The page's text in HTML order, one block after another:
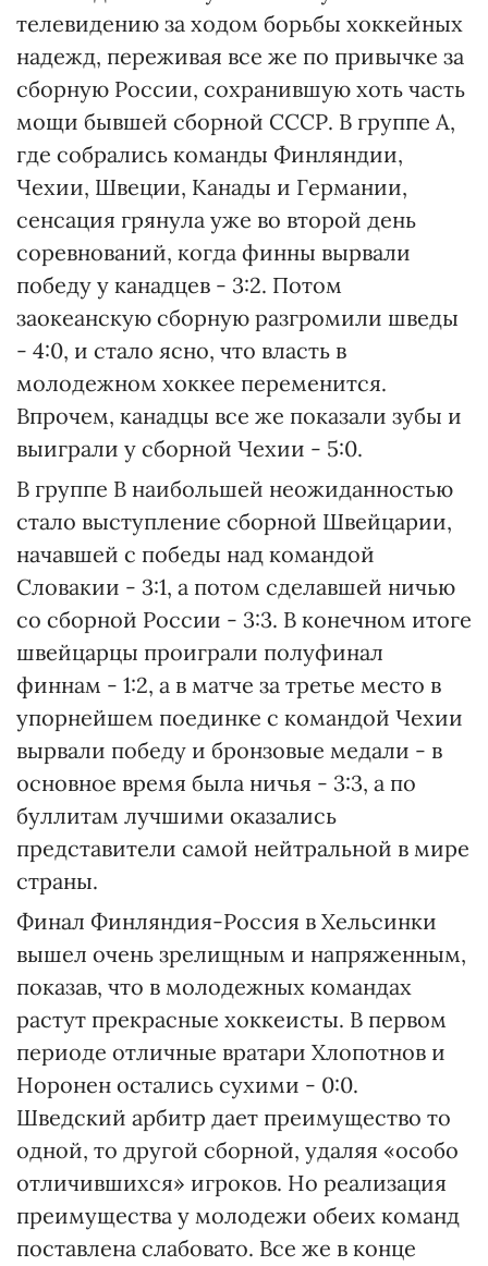
телевидению за ходом борьбы хоккейных
надежд, переживая все же по привычке за
сборную России, сохранившую хоть часть
мощи бывшей сборной СССР. В группе А,
где собрались команды Финляндии,
Чехии, Швеции, Канады и Германии,
сенсация грянула уже во второй день
соревнований, когда финны вырвали
победу у канадцев - 3:2. Потом
заокеанскую сборную разгромили шведы
- 4:0, и стало ясно, что власть в
молодежном хоккее переменится.
Впрочем, канадцы все же показали зубы и
выиграли у сборной Чехии - 5:0.
В группе В наибольшей неожиданностью
стало выступление сборной Швейцарии,
начавшей с победы над командой
Словакии - 3:1, а потом сделавшей ничью
со сборной России - 3:3. В конечном итоге
швейцарцы проиграли полуфинал
финнам - 1:2, а в матче за третье место в
упорнейшем поединке с командой Чехии
вырвали победу и бронзовые медали - в
основное время была ничья - 3:3, а по
буллитам лучшими оказались
представители самой нейтральной в мире
страны.
Финал Финляндия-Россия в Хельсинки
вышел очень зрелищным и напряженным,
показав, что в молодежных командах
растут прекрасные хоккеисты. В первом
периоде отличные вратари Хлопотнов и
Норонен остались сухими - 0:0.
Шведский арбитр дает преимущество то
одной, то другой сборной, удаляя «особо
отличившихся» игроков. Но реализация
преимущества у молодежи обеих команд
поставлена слабовато. Все же в конце